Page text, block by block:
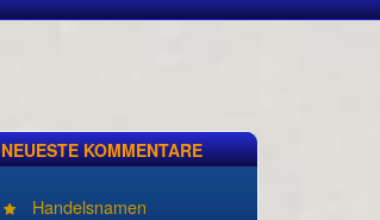
NEUESTE KOMMENTARE
Handelsnamen